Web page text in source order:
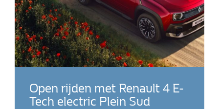
Open rijden met Renault 4 E-
Tech electric Plein Sud